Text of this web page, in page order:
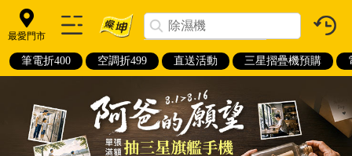
最愛門市
筆電折400 空調折499 直送活動 三星摺疊機預購